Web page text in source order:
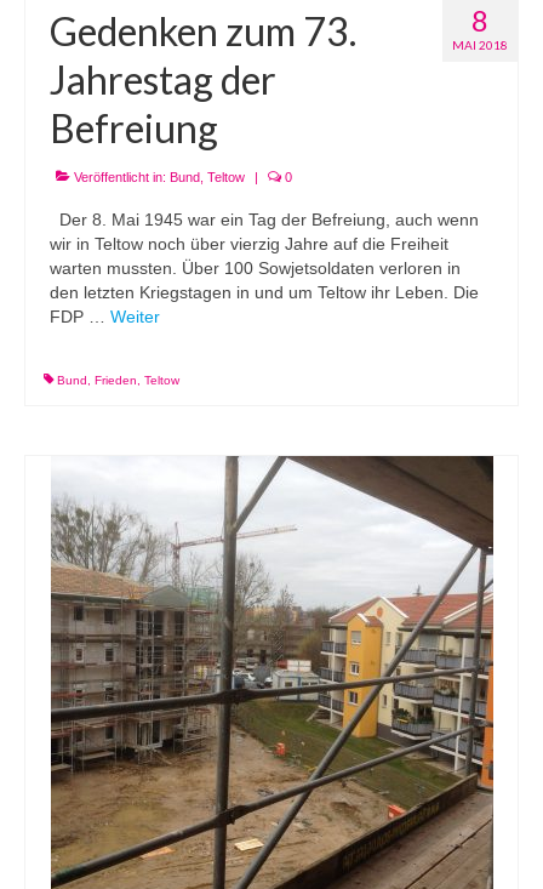
8
MAI 2018
Gedenken zum 73.
Jahrestag der
Befreiung
Veröffentlicht in: Bund Teltow | 0
Der 8. Mai 1945 war ein Tag der Befreiung, auch wenn
wir in Teltow noch über vierzig Jahre auf die Freiheit
warten mussten. Über 100 Sowjetsoldaten verloren in
den letzten Kriegstagen in und um Teltow ihr Leben. Die
FDP … Weiter
Bund Frieden Teltow